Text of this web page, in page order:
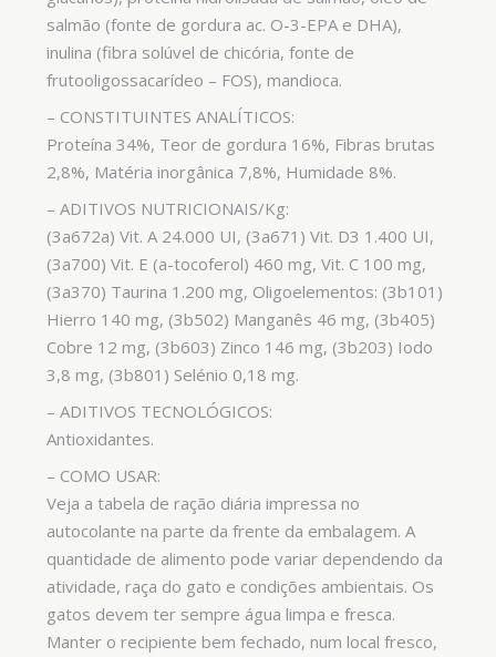
salmão (fonte de gordura ac. O-3-EPA e DHA),
inulina (fibra solúvel de chicória, fonte de
frutooligossacarídeo – FOS), mandioca.
– CONSTITUINTES ANALÍTICOS:
Proteína 34%, Teor de gordura 16%, Fibras brutas
2,8%, Matéria inorgânica 7,8%, Humidade 8%.
– ADITIVOS NUTRICIONAIS/Kg:
(3a672a) Vit. A 24.000 UI, (3a671) Vit. D3 1.400 UI,
(3a700) Vit. E (a-tocoferol) 460 mg, Vit. C 100 mg,
(3a370) Taurina 1.200 mg, Oligoelementos: (3b101)
Hierro 140 mg, (3b502) Manganês 46 mg, (3b405)
Cobre 12 mg, (3b603) Zinco 146 mg, (3b203) Iodo
3,8 mg, (3b801) Selénio 0,18 mg.
– ADITIVOS TECNOLÓGICOS:
Antioxidantes.
– COMO USAR:
Veja a tabela de ração diária impressa no
autocolante na parte da frente da embalagem. A
quantidade de alimento pode variar dependendo da
atividade, raça do gato e condições ambientais. Os
gatos devem ter sempre água limpa e fresca.
Manter o recipiente bem fechado, num local fresco,